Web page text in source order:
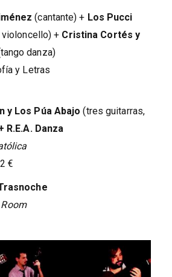
(cantante) + Los Pucci
violoncello) + Cristina Cortés y
danza)
y Letras
y Los Púa Abajo(tres guitarras,
R.E.A. Danza
€